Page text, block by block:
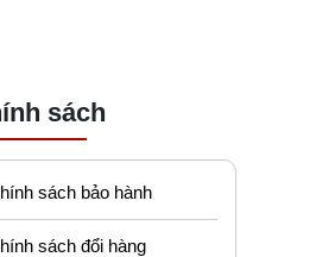
sách
sách bảo hành
sách đổi hàng